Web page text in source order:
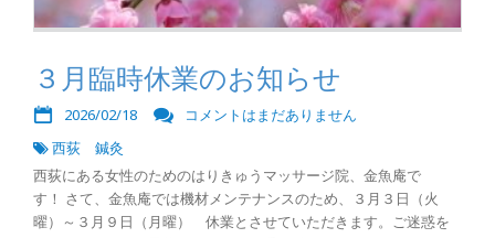
３月臨時休業のお知らせ
2026/02/18
コメントはまだありません
西荻 鍼灸
西荻にある女性のためのはりきゅうマッサージ院、金魚庵で
す！ さて、金魚庵では機材メンテナンスのため、３月３日（火
曜）～３月９日（月曜） 休業とさせていただきます。ご迷惑を